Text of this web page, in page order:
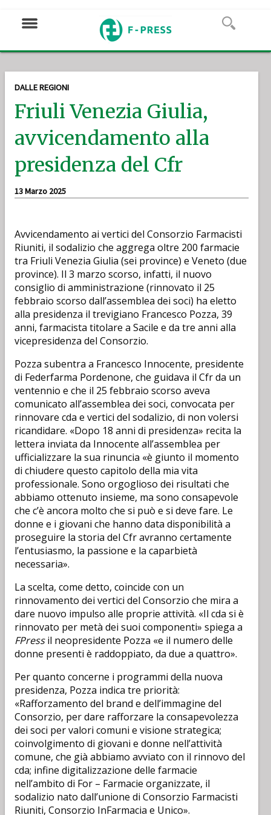
DALLE REGIONI
Friuli Venezia Giulia,
avvicendamento alla
presidenza del Cfr
13 Marzo 2025
Avvicendamento ai vertici del Consorzio Farmacisti
Riuniti, il sodalizio che aggrega oltre 200 farmacie
tra Friuli Venezia Giulia (sei province) e Veneto (due
province). Il 3 marzo scorso, infatti, il nuovo
consiglio di amministrazione (rinnovato il 25
febbraio scorso dall’assemblea dei soci) ha eletto
alla presidenza il trevigiano Francesco Pozza, 39
anni, farmacista titolare a Sacile e da tre anni alla
vicepresidenza del Consorzio.
Pozza subentra a Francesco Innocente, presidente
di Federfarma Pordenone, che guidava il Cfr da un
ventennio e che il 25 febbraio scorso aveva
comunicato all’assemblea dei soci, convocata per
rinnovare cda e vertici del sodalizio, di non volersi
ricandidare. «Dopo 18 anni di presidenza» recita la
lettera inviata da Innocente all’assemblea per
ufficializzare la sua rinuncia «è giunto il momento
di chiudere questo capitolo della mia vita
professionale. Sono orgoglioso dei risultati che
abbiamo ottenuto insieme, ma sono consapevole
che c’è ancora molto che si può e si deve fare. Le
donne e i giovani che hanno data disponibilità a
proseguire la storia del Cfr avranno certamente
l’entusiasmo, la passione e la caparbietà
necessaria».
La scelta, come detto, coincide con un
rinnovamento dei vertici del Consorzio che mira a
dare nuovo impulso alle proprie attività. «Il cda si è
rinnovato per metà dei suoi componenti» spiega a
FPressil neopresidente Pozza «e il numero delle
donne presenti è raddoppiato, da due a quattro».
Per quanto concerne i programmi della nuova
presidenza, Pozza indica tre priorità:
«Rafforzamento del brand e dell’immagine del
Consorzio, per dare rafforzare la consapevolezza
dei soci per valori comuni e visione strategica;
coinvolgimento di giovani e donne nell’attività
comune, che già abbiamo avviato con il rinnovo del
cda; infine digitalizzazione delle farmacie
nell’ambito di For – Farmacie organizzate, il
sodalizio nato dall’unione di Consorzio Farmacisti
Riuniti, Consorzio InFarmacia e Unico».